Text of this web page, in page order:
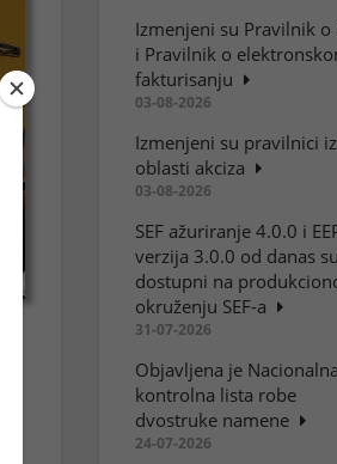
Izmenjeni su Pravilnik o
i Pravilnik o
fakturisanju
03-08-2026
Izmenjeni su pravilnici iz
oblasti akciza
03-08-2026
SEF ažuriranje 4.0.0 i
verzija 3.0.0 od danas su
dostupni na
okruženju SEF-a
31-07-2026
Objavljena je Nacionalna
kontrolna lista robe
dvostruke namene
24-07-2026